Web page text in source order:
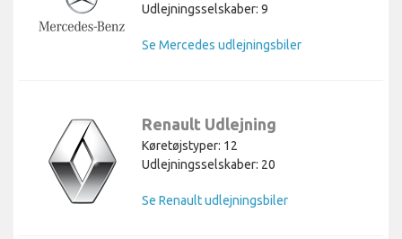
Udlejningsselskaber: 9
Se Mercedes udlejningsbiler
Renault Udlejning
Køretøjstyper: 12
Udlejningsselskaber: 20
Se Renault udlejningsbiler